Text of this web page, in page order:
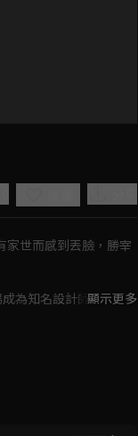
家世而感到丟臉，勝宰
為知名設計師。與此
顯示更多